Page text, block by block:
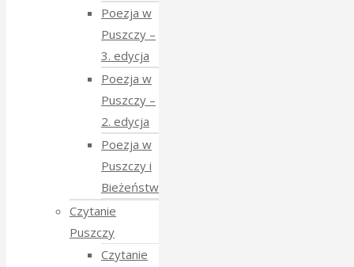
Poezja w
Puszczy –
3. edycja
Poezja w
Puszczy –
2. edycja
Poezja w
Puszczy i
Bieżeństwo
Czytanie
Puszczy
Czytanie